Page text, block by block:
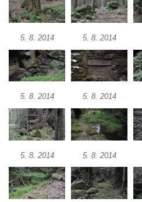
5. 8. 2014 5. 8. 2014
5. 8. 2014 5. 8. 2014
5. 8. 2014 5. 8. 2014